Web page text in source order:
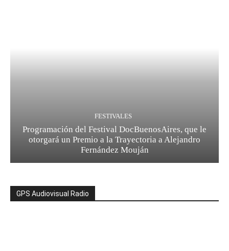
FESTIVALES
Programación del Festival DocBuenosAires, que le
otorgará un Premio a la Trayectoria a Alejandro
Fernández Mouján
GPS Audiovisual Radio